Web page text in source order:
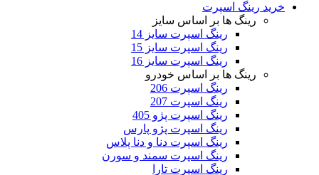
خرید رینگ اسپرت
رینگ ها بر اساس سایز
رینگ اسپرت سایز 14
رینگ اسپرت سایز 15
رینگ اسپرت سایز 16
رینگ ها بر اساس خودرو
رینگ اسپرت 206
رینگ اسپرت 207
رینگ اسپرت پژو 405
رینگ اسپرت پژو پارس
رینگ اسپرت دنا و دنا پلاس
رینگ اسپرت سمند و سورن
رینگ اسپرت تارا